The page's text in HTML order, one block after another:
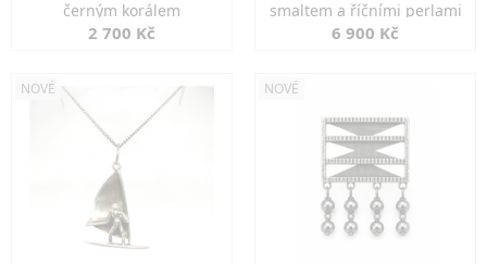
černým korálem
2 700 Kč
smaltem a říčními perlami
6 900 Kč
NOVÉ NOVÉ